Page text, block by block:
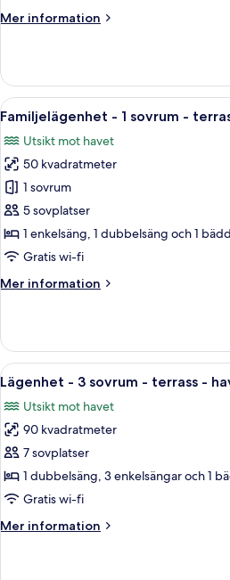
terrass
Mer information
Mer
-
sovrum
terrass
havsutsikt
Öppna
alla
foton
för
Familjelägenhet
-
1
sovrum
terrass
Ett
8
Familjelägenhet - 1 sovrum -
Utsikt mot havet
50 kvadratmeter
1 sovrum
5 sovplatser
1 enkelsäng, 1 dubbelsäng och 1
Gratis wi-fi
Mer information
Mer
-
sovrum
terrass
havsutsikt
Öppna
alla
foton
för
Lägenhet
-
3
-
Ett
12
Lägenhet - 3 sovrum - terrass -
Utsikt mot havet
90 kvadratmeter
7 sovplatser
1 dubbelsäng, 3 enkelsängar och 1
Gratis wi-fi
Mer information
Mer